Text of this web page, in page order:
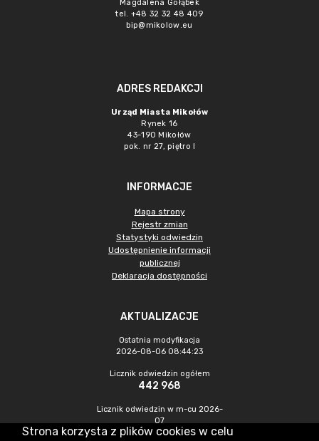
Magdalena Gołąbek
tel. +48 32 32 48 409
bip@mikolow.eu
ADRES REDAKCJI
Urząd Miasta Mikołów
Rynek 16
43-190 Mikołów
pok. nr 27, piętro I
INFORMACJE
Mapa strony
Rejestr zmian
Statystyki odwiedzin
Udostępnienie informacji
publicznej
Deklaracja dostępności
AKTUALIZACJE
Ostatnia modyfikacja
2026-08-06 08:44:23
Licznik odwiedzin ogółem
442 968
Licznik odwiedzin w m-cu 2026-
07
1 183
Strona korzysta z plików cookies w celu